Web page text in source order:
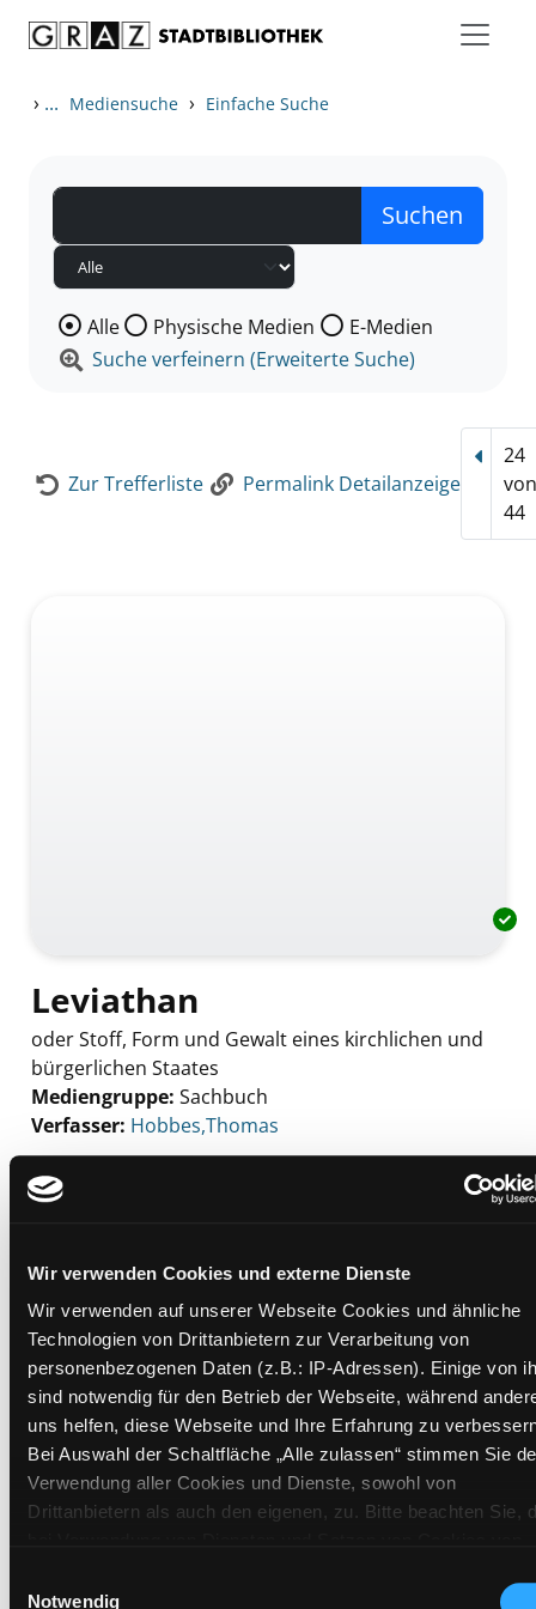
Wir verwenden Cookies und externe Dienste
Wir verwenden auf unserer Webseite Cookies und ähnliche
Technologien von Drittanbietern zur Verarbeitung von
personenbezogenen Daten (z.B.: IP-Adressen). Einige von
sind notwendig für den Betrieb der Webseite, während
uns helfen, diese Webseite und Ihre Erfahrung zu
Bei Auswahl der Schaltfläche „Alle zulassen“ stimmen Sie
Verwendung aller Cookies und Dienste, sowohl von
Drittanbietern als auch den eigenen, zu. Bitte beachten Sie,
(Länder außerhalb des EWR ohne adäquates
Notwendig
› ... Mediensuche › Einfache Suche
Wählen Sie die Medienart nach der Sie suchen wollen.
Alle Physische Medien
E-Medien
Suche verfeinern (Erweiterte Suche)
Zur Trefferliste Permalink Detailanzeige
24
von
44
Leviathan
oder Stoff, Form und Gewalt eines kirchlichen und
bürgerlichen Staates
Mediengruppe: Sachbuch
Verfasser: Suche nach diesem Verfasser
Hobbes,Thomas
Beschreibung ein-/ausblenden
Exemplare
Zweigstelle:Zanklhof
Signatur:PI.T HOB
Standort 2: Ausleihe
Status: Verfügbar
Frist: